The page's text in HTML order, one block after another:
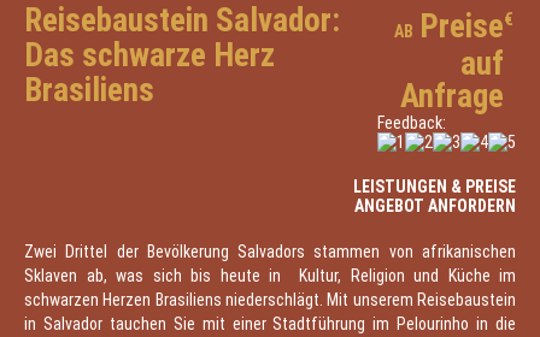
Reisebaustein Salvador:
Das schwarze Herz
Brasiliens
AB Preise
auf
Anfrage
€
Feedback:
LEISTUNGEN & PREISE
ANGEBOT ANFORDERN
Zwei Drittel der Bevölkerung Salvadors stammen von afrikanischen
Sklaven ab, was sich bis heute in Kultur, Religion und Küche im
schwarzen Herzen Brasiliens niederschlägt. Mit unserem Reisebaustein
in Salvador tauchen Sie mit einer Stadtführung im Pelourinho in die